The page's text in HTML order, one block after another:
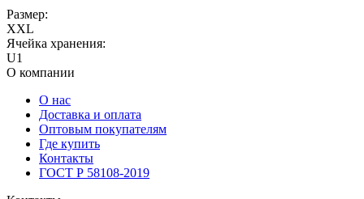
Размер:
XXL
Ячейка хранения:
U1
О компании
О нас
Доставка и оплата
Оптовым покупателям
Где купить
Контакты
ГОСТ Р 58108-2019